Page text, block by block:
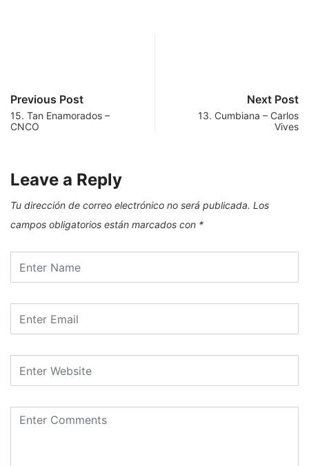
Previous Post
15. Tan Enamorados –
CNCO
Next Post
13. Cumbiana – Carlos
Vives
Leave a Reply
Tu dirección de correo electrónico no será publicada. Los
campos obligatorios están marcados con *